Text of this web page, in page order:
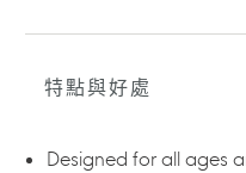
正
加
特點與好處
Designed for all ages